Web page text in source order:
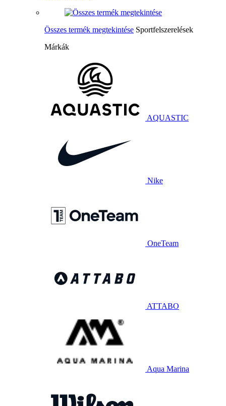
Összes termék megtekintése Sportfelszerelések
Márkák
AQUASTIC
Nike
OneTeam
ATTABO
Aqua Marina